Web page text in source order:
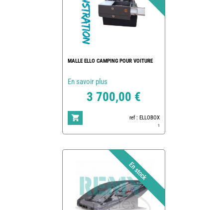
MALLE ELLO CAMPING POUR VOITURE
En savoir plus
3 700,00 €
ref : ELLOBOX
1